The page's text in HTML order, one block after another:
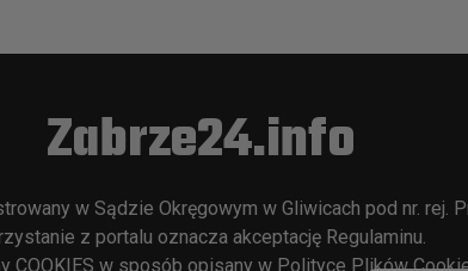
Zabrze24.info
w Sądzie Okręgowym w Gliwicach pod nr. rej.
z portalu oznacza akceptację Regulaminu.
COOKIES w sposób opisany w Polityce Plików